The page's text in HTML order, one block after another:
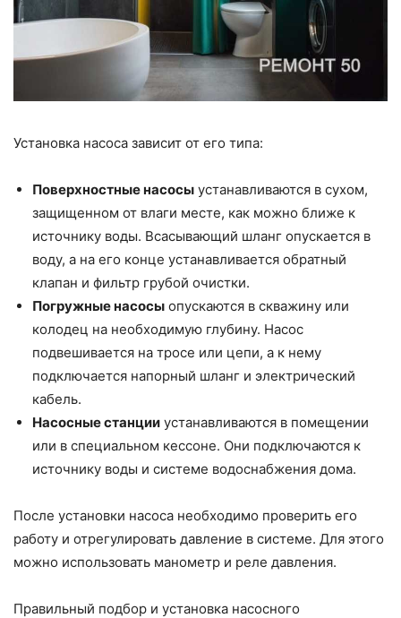
Установка насоса зависит от его типа:
Поверхностные насосы устанавливаются в сухом,
защищенном от влаги месте, как можно ближе к
источнику воды. Всасывающий шланг опускается в
воду, а на его конце устанавливается обратный
клапан и фильтр грубой очистки.
Погружные насосы опускаются в скважину или
колодец на необходимую глубину. Насос
подвешивается на тросе или цепи, а к нему
подключается напорный шланг и электрический
кабель.
Насосные станции устанавливаются в помещении
или в специальном кессоне. Они подключаются к
источнику воды и системе водоснабжения дома.
После установки насоса необходимо проверить его
работу и отрегулировать давление в системе. Для этого
можно использовать манометр и реле давления.
Правильный подбор и установка насосного